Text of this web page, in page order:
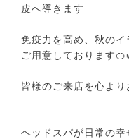
皮へ導きます
免疫力を高め、秋の
ご用意しております
皆様のご来店を心よ
ヘッドスパが日常の幸